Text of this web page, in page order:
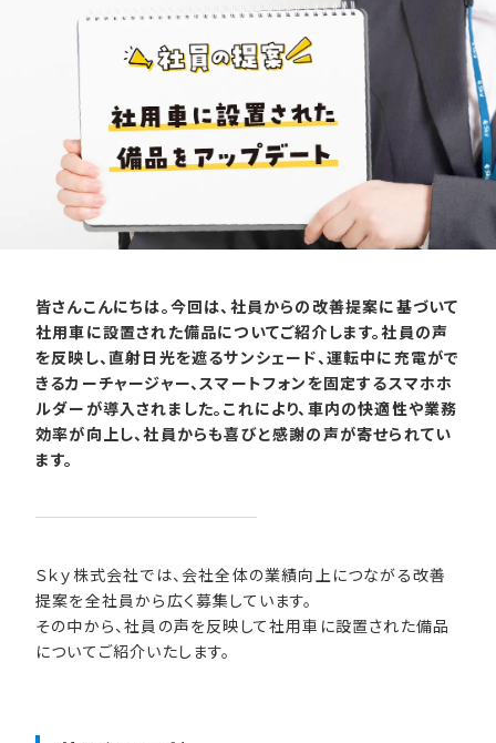
皆さんこんにちは。今回は、社員からの改善提案に基づいて
社用車に設置された備品についてご紹介します。社員の声
を反映し、直射日光を遮るサンシェード、運転中に充電がで
きるカーチャージャー、スマートフォンを固定するスマホホ
ルダーが導入されました。これにより、車内の快適性や業務
効率が向上し、社員からも喜びと感謝の声が寄せられてい
ます。
Ｓｋｙ株式会社では、会社全体の業績向上につながる改善
提案を全社員から広く募集しています。
その中から、社員の声を反映して社用車に設置された備品
についてご紹介いたします。